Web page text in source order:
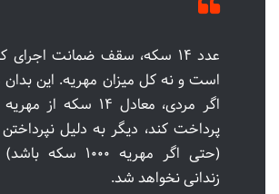
عدد ۱۴ سکه، سقف ضمانت
است و نه کل میزان مهریه. این
اگر مردی، معادل ۱۴
پرداخت کند، دیگر به دلیل
(حتی اگر مهریه
زندانی نخواهد شد.